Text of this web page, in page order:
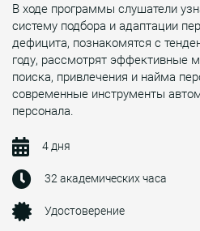
В ходе программы слушатели
систему подбора и адаптации
дефицита, познакомятся с
году, рассмотрят эффективные
поиска, привлечения и найма
современные инструменты
персонала.
4 дня
32 академических часа
Удостоверение